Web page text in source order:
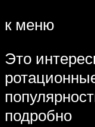
к меню
Это
подробно